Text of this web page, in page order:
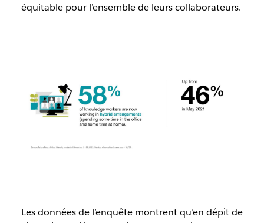
équitable pour l’ensemble de leurs collaborateurs.
Les données de l’enquête montrent qu’en dépit de